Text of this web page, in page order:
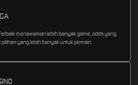
menawarkan lebih banyak game, odds yang
yang lebih banyak untuk pemain.